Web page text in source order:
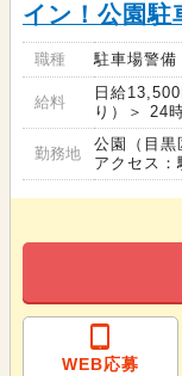
イン！公園駐
職種 駐車場警備
給料
日給
り）＞ 24
勤務地
公園（目黒
アクセス：
WEB応募